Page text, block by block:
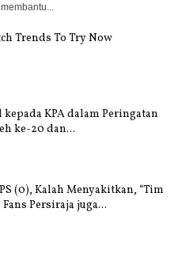
Trends To Try Now
KPA dalam Peringatan
ke-20 dan...
(0), Kalah Menyakitkan, “Tim
Persiraja juga...